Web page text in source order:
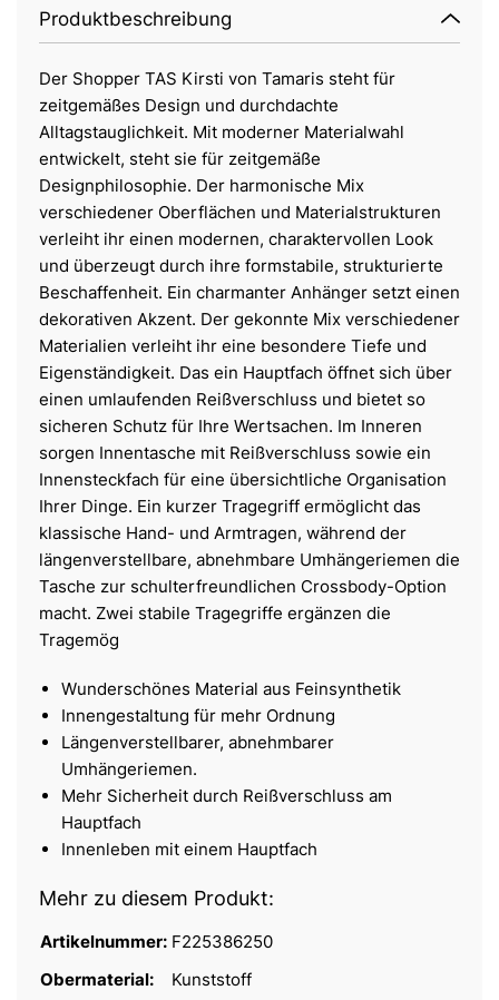
Produktbeschreibung
Der Shopper TAS Kirsti von Tamaris steht für
zeitgemäßes Design und durchdachte
Alltagstauglichkeit. Mit moderner Materialwahl
entwickelt, steht sie für zeitgemäße
Designphilosophie. Der harmonische Mix
verschiedener Oberflächen und Materialstrukturen
verleiht ihr einen modernen, charaktervollen Look
und überzeugt durch ihre formstabile, strukturierte
Beschaffenheit. Ein charmanter Anhänger setzt einen
dekorativen Akzent. Der gekonnte Mix verschiedener
Materialien verleiht ihr eine besondere Tiefe und
Eigenständigkeit. Das ein Hauptfach öffnet sich über
einen umlaufenden Reißverschluss und bietet so
sicheren Schutz für Ihre Wertsachen. Im Inneren
sorgen Innentasche mit Reißverschluss sowie ein
Innensteckfach für eine übersichtliche Organisation
Ihrer Dinge. Ein kurzer Tragegriff ermöglicht das
klassische Hand- und Armtragen, während der
längenverstellbare, abnehmbare Umhängeriemen die
Tasche zur schulterfreundlichen Crossbody-Option
macht. Zwei stabile Tragegriffe ergänzen die
Tragemög
Wunderschönes Material aus Feinsynthetik
Innengestaltung für mehr Ordnung
Längenverstellbarer, abnehmbarer
Umhängeriemen.
Mehr Sicherheit durch Reißverschluss am
Hauptfach
Innenleben mit einem Hauptfach
Mehr zu diesem Produkt:
Artikelnummer: F225386250
Obermaterial:
Kunststoff